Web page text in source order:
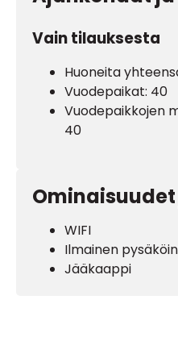
Vain tilauksesta
Huoneita
Vuodepaikat: 40
Vuodepaikkojen
40
WIFI
Ilmainen
Jääkaappi